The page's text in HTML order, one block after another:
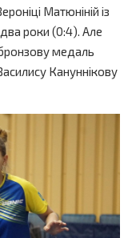
Матюніній із
роки (0:4). Але
медаль
Кануннікову